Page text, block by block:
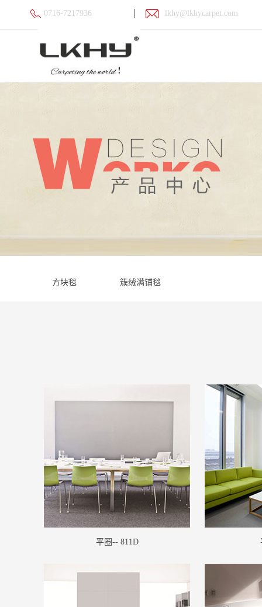
0716-7217936 lkhy@lkhycarpet.com
方块毯 簇绒满铺毯
平圈-- 811D